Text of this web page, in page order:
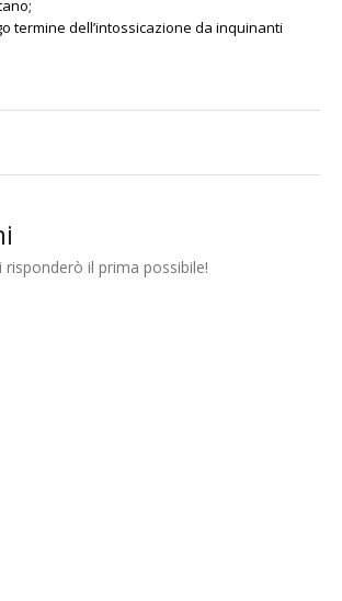
termine dell’intossicazione da inquinanti
il prima possibile!